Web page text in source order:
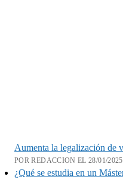
Aumenta la legalización de
POR REDACCION EL 28/01/2025
¿Qué se estudia en un